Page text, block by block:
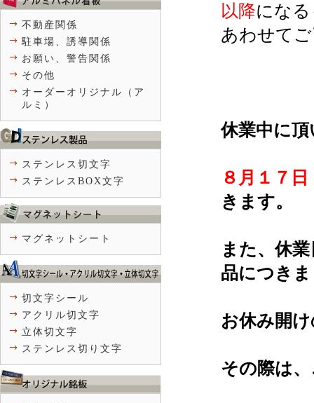
以降にな
あわせて
休業中に
８月１７
きます。
また、休
品につき
お休み開
その際は
不動産関係
駐車場、誘導関係
お願い、警告関係
その他
オーダーオリジナル（ア
ルミ）
ステンレス切文字
ステンレスBOX文字
マグネットシート
切文字シール
アクリル切文字
立体切文字
ステンレス切り文字